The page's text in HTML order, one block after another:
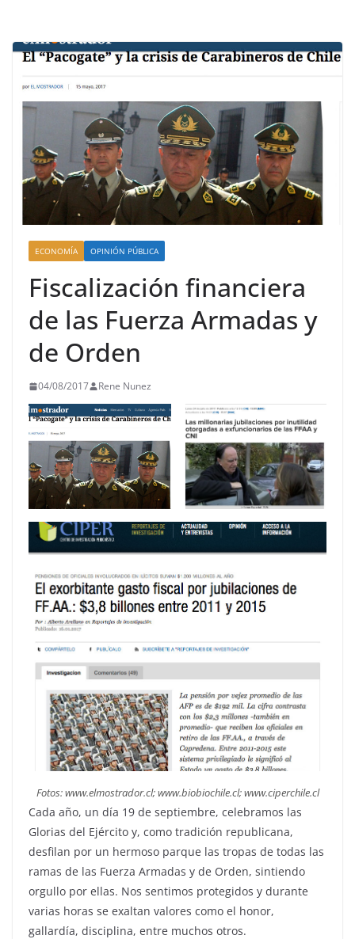
ECONOMÍA OPINIÓN PÚBLICA
Fiscalización financiera
de las Fuerza Armadas y
de Orden
04/08/2017 Rene Nunez
Fotos: www.elmostrador.cl; www.biobiochile.cl; www.ciperchile.cl
Cada año, un día 19 de septiembre, celebramos las
Glorias del Ejército y, como tradición republicana,
desfilan por un hermoso parque las tropas de todas las
ramas de las Fuerza Armadas y de Orden, sintiendo
orgullo por ellas. Nos sentimos protegidos y durante
varias horas se exaltan valores como el honor,
gallardía, disciplina, entre muchos otros.